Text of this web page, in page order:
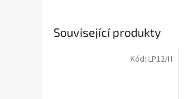
Související produkty
Kód: LP12/H